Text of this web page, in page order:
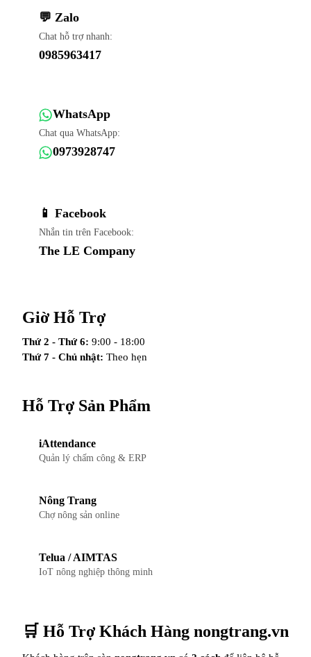
💬 Zalo
Chat hỗ trợ nhanh:
0985963417
WhatsApp
Chat qua WhatsApp:
0973928747
📱 Facebook
Nhắn tin trên Facebook:
The LE Company
Giờ Hỗ Trợ
Thứ 2 - Thứ 6: 9:00 - 18:00
Thứ 7 - Chủ nhật: Theo hẹn
Hỗ Trợ Sản Phẩm
iAttendance
Quản lý chấm công & ERP
Nông Trang
Chợ nông sản online
Telua / AIMTAS
IoT nông nghiệp thông minh
🛒 Hỗ Trợ Khách Hàng nongtrang.vn